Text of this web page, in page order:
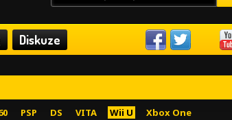
Diskuze
PSP DS VITA Wii U
Xbox One